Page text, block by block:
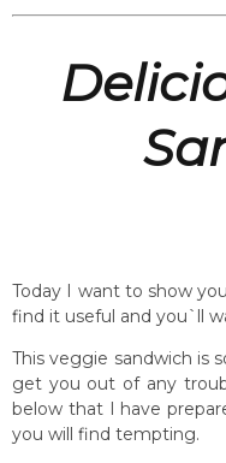
Today I want to show
find it useful and you`ll
This veggie sandwich is
get you out of any
below that I have
you will find tempting.